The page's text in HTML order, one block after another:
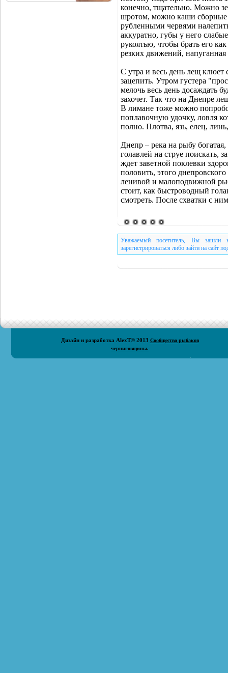
конечно, тщательно. Можно
шротом, можно каши сборные
рубленными червями
аккуратно, губы у него
рукоятью, чтобы брать его
резких движений,
С утра и весь день лещ клюет
зацепить. Утром густера
мелочь весь день досаждать
захочет. Так что на Днепре
В лимане тоже можно
поплавочную удочку, ловля
полно. Плотва, язь, елец,
Днепр – река на рыбу
голавлей на струе поискать,
ждет заветной поклевки
половить, этого
ленивой и малоподвижной
стоит, как быстроводный
смотреть. После схватки с
Уважаемый посетитель, Вы зашли
зарегистрироваться либо зайти на сайт
Дизайн и разработка AlexT© 2013 Сообщество рыбаков
черниговщины.